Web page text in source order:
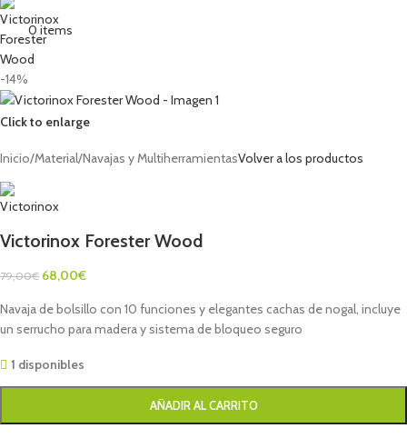
0 items
-14%
Click to enlarge
Inicio/Material/Navajas y MultiherramientasVolver a los productos
Victorinox Forester Wood
79,00€ 68,00€
Navaja de bolsillo con 10 funciones y elegantes cachas de nogal, incluye
un serrucho para madera y sistema de bloqueo seguro
1 disponibles
AÑADIR AL CARRITO